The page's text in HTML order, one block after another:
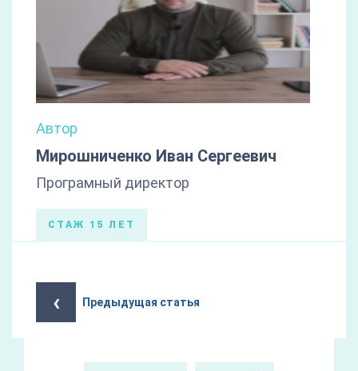
Автор
Мирошниченко Иван Сергеевич
Програмный директор
СТАЖ 15 ЛЕТ
‹ Предыдущая статья